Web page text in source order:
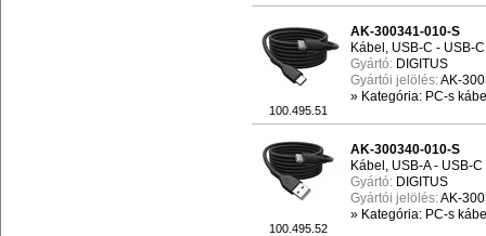
100.495.51
AK-300341-010-S
Kábel, USB-C - USB-
Gyártó: DIGITUS
Gyártói jelölés:AK-
» Kategória: PC-s
100.495.52
AK-300340-010-S
Kábel, USB-A - USB-
Gyártó: DIGITUS
Gyártói jelölés:AK-
» Kategória: PC-s